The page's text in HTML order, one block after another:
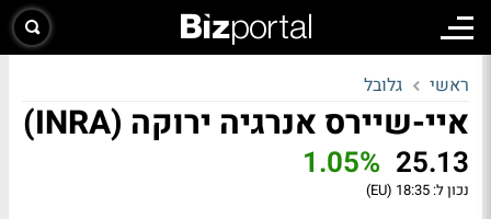
ראשי גלובל
איי-שיירס אנרגיה ירוקה (INRA)
25.13
1.05%
נכון ל: 18:35 (EU)